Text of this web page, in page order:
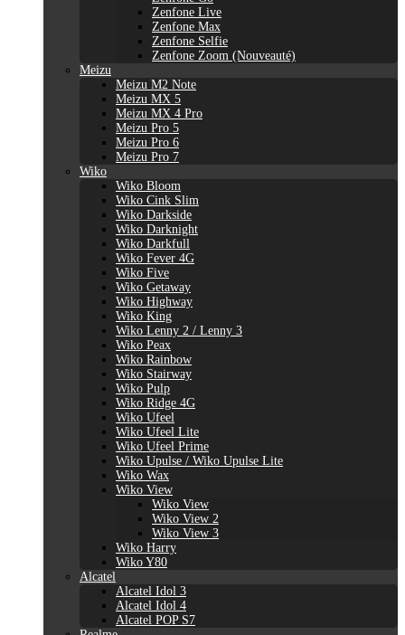
Zenfone Live
Zenfone Max
Zenfone Selfie
Zenfone Zoom (Nouveauté)
Meizu
Meizu M2 Note
Meizu MX 5
Meizu MX 4 Pro
Meizu Pro 5
Meizu Pro 6
Meizu Pro 7
Wiko
Wiko Bloom
Wiko Cink Slim
Wiko Darkside
Wiko Darknight
Wiko Darkfull
Wiko Fever 4G
Wiko Five
Wiko Getaway
Wiko Highway
Wiko King
Wiko Lenny 2 / Lenny 3
Wiko Peax
Wiko Rainbow
Wiko Stairway
Wiko Pulp
Wiko Ridge 4G
Wiko Ufeel
Wiko Ufeel Lite
Wiko Ufeel Prime
Wiko Upulse / Wiko Upulse Lite
Wiko Wax
Wiko View
Wiko View
Wiko View 2
Wiko View 3
Wiko Harry
Wiko Y80
Alcatel
Alcatel Idol 3
Alcatel Idol 4
Alcatel POP S7